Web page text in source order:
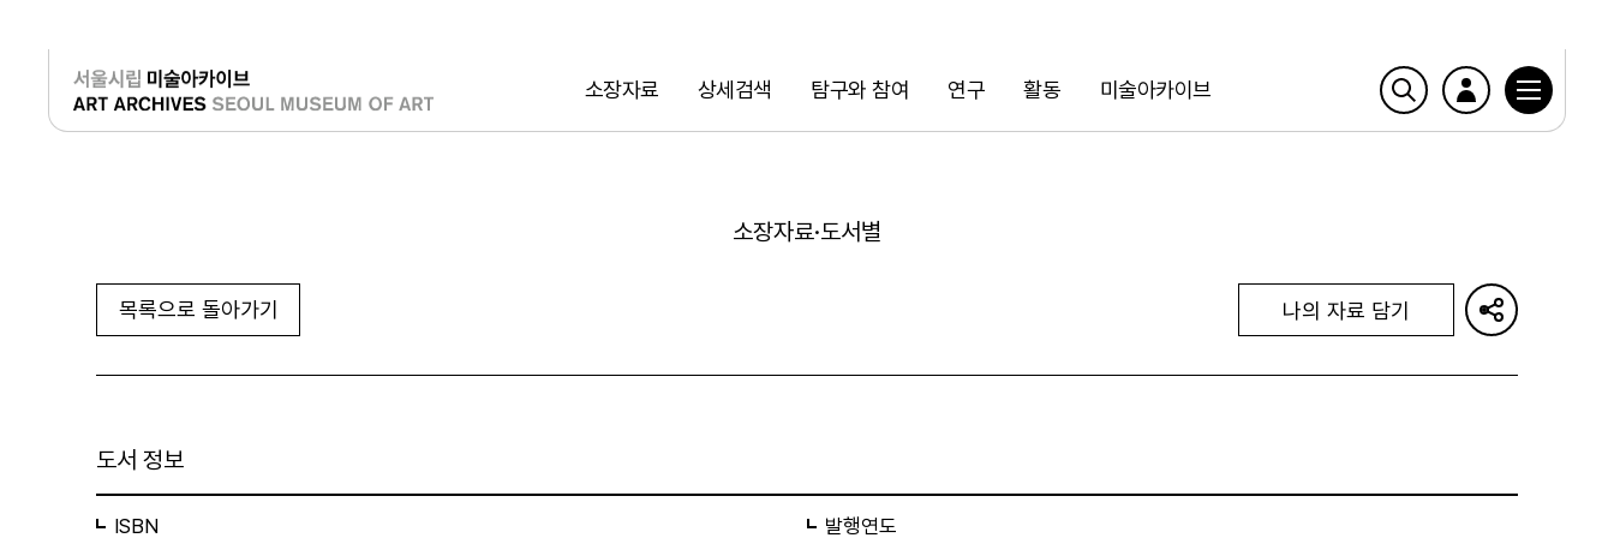
소장자료 상세검색 탐구와 참여 연구 활동 미술아카이브
검색
로그인
소장자료·도서별
목록으로 돌아가기 나의 자료 담기
도서 정보
ISBN 발행연도